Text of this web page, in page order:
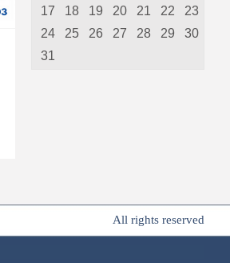
17
18 19 20 21 22
23
24
25 26 27 28 29
30
31
All rights reserved